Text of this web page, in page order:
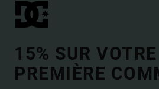
15% SUR VOTRE
PREMIÈRE